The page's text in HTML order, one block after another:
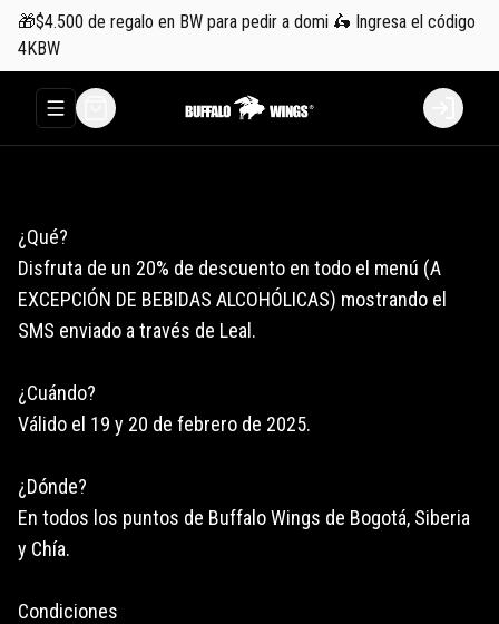
🎁$4.500 de regalo en BW para pedir a domi 🛵 Ingresa el código
4KBW
Abrir menu de navegación Login
¿Qué?
Disfruta de un 20% de descuento en todo el menú (A
EXCEPCIÓN DE BEBIDAS ALCOHÓLICAS) mostrando el
SMS enviado a través de Leal.
¿Cuándo?
Válido el 19 y 20 de febrero de 2025.
¿Dónde?
En todos los puntos de Buffalo Wings de Bogotá, Siberia
y Chía.
Condiciones